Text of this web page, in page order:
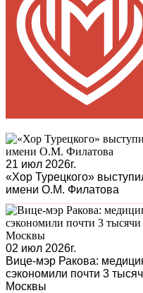
21 июл 2026г.
«Хор Турецкого»
имени О.М. Филатова
02 июл 2026г.
Вице-мэр Ракова:
сэкономили почти 3
Москвы